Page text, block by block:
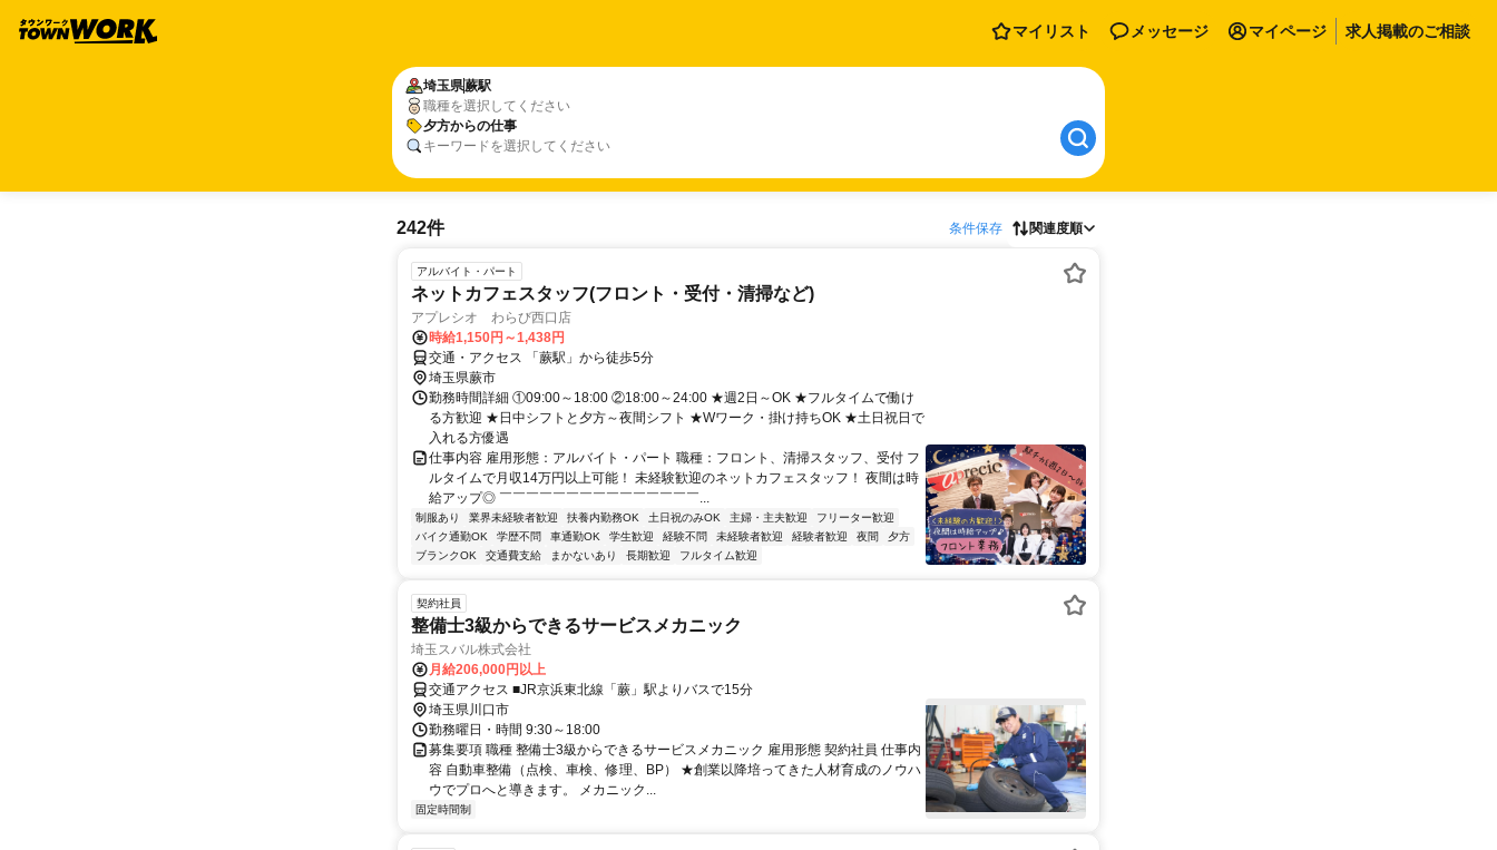
マイリスト メッセージ マイページ 求人掲載のご相談
埼玉県蕨駅
職種を選択してください
夕方からの仕事
キーワードを選択してください
242件 条件保存 関連度順
アルバイト・パート
ネットカフェスタッフ(フロント・受付・清掃など)
アプレシオ わらび西口店
時給1,150円～1,438円
交通・アクセス 「蕨駅」から徒歩5分
埼玉県蕨市
勤務時間詳細 ①09:00～18:00 ②18:00～24:00 ★週2日～OK ★フルタイムで働け
る方歓迎 ★日中シフトと夕方～夜間シフト ★Wワーク・掛け持ちOK ★土日祝日で
入れる方優遇
仕事内容 雇用形態：アルバイト・パート 職種：フロント、清掃スタッフ、受付 フ
ルタイムで月収14万円以上可能！ 未経験歓迎のネットカフェスタッフ！ 夜間は時
給アップ◎ ￣￣￣￣￣￣￣￣￣￣￣￣￣￣￣...
制服あり 業界未経験者歓迎 扶養内勤務OK 土日祝のみOK 主婦・主夫歓迎
フリーター歓迎
バイク通勤OK
学歴不問 車通勤OK 学生歓迎 経験不問 未経験者歓迎 経験者歓迎 夜間
夕方
ブランクOK
交通費支給 まかないあり 長期歓迎 フルタイム歓迎
契約社員
整備士3級からできるサービスメカニック
埼玉スバル株式会社
月給206,000円以上
交通アクセス ■JR京浜東北線「蕨」駅よりバスで15分
埼玉県川口市
勤務曜日・時間 9:30～18:00
募集要項 職種 整備士3級からできるサービスメカニック 雇用形態 契約社員 仕事内
容 自動車整備（点検、車検、修理、BP） ★創業以降培ってきた人材育成のノウハ
ウでプロへと導きます。 メカニック...
固定時間制